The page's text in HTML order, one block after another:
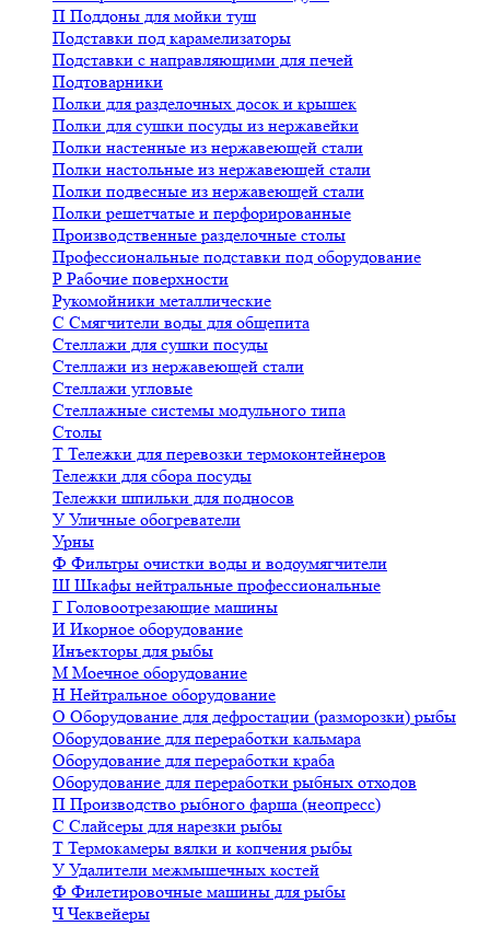
П Поддоны для мойки туш
Подставки под карамелизаторы
Подставки с направляющими для печей
Подтоварники
Полки для разделочных досок и крышек
Полки для сушки посуды из нержавейки
Полки настенные из нержавеющей стали
Полки настольные из нержавеющей стали
Полки подвесные из нержавеющей стали
Полки решетчатые и перфорированные
Производственные разделочные столы
Профессиональные подставки под оборудование
Р Рабочие поверхности
Рукомойники металлические
С Смягчители воды для общепита
Стеллажи для сушки посуды
Стеллажи из нержавеющей стали
Стеллажи угловые
Стеллажные системы модульного типа
Столы
Т Тележки для перевозки термоконтейнеров
Тележки для сбора посуды
Тележки шпильки для подносов
У Уличные обогреватели
Урны
Ф Фильтры очистки воды и водоумягчители
Ш Шкафы нейтральные профессиональные
Г Головоотрезающие машины
И Икорное оборудование
Инъекторы для рыбы
М Моечное оборудование
Н Нейтральное оборудование
О Оборудование для дефростации (разморозки) рыбы
Оборудование для переработки кальмара
Оборудование для переработки краба
Оборудование для переработки рыбных отходов
П Производство рыбного фарша (неопресс)
С Слайсеры для нарезки рыбы
Т Термокамеры вялки и копчения рыбы
У Удалители межмышечных костей
Ф Филетировочные машины для рыбы
ЧЧеквейеры